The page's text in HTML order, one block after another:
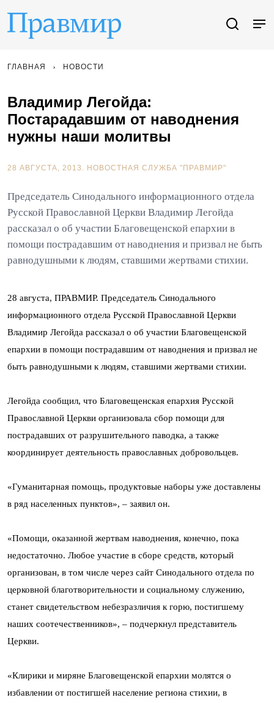
ГЛАВНАЯ НОВОСТИ
Владимир Легойда:
Постарадавшим от наводнения
нужны наши молитвы
28 АВГУСТА, 2013. НОВОСТНАЯ СЛУЖБА "ПРАВМИР"
Председатель Синодального информационного отдела
Русской Православной Церкви Владимир Легойда
рассказал о об участии Благовещенской епархии в
помощи пострадавшим от наводнения и призвал не быть
равнодушными к людям, ставшими жертвами стихии.
28 августа, ПРАВМИР. Председатель Синодального
информационного отдела Русской Православной Церкви
Владимир Легойда рассказал о об участии Благовещенской
епархии в помощи пострадавшим от наводнения и призвал не
быть равнодушными к людям, ставшими жертвами стихии.
Легойда сообщил, что Благовещенская епархия Русской
Православной Церкви организовала сбор помощи для
пострадавших от разрушительного паводка, а также
координирует деятельность православных добровольцев.
«Гуманитарная помощь, продуктовые наборы уже доставлены
в ряд населенных пунктов», – заявил он.
«Помощи, оказанной жертвам наводнения, конечно, пока
недостаточно. Любое участие в сборе средств, который
организован, в том числе через сайт Синодального отдела по
церковной благотворительности и социальному служению,
станет свидетельством небезразличия к горю, постигшему
наших соотечественников», – подчеркнул представитель
Церкви.
«Клирики и миряне Благовещенской епархии молятся о
избавлении от постигшей население региона стихии, в